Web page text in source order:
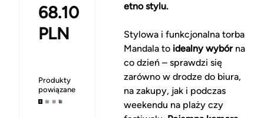
68.10
PLN
Produkty
powiązane
etno stylu.
Stylowa i funkcjonalna torba
Mandala to idealny wybórna
co dzień – sprawdzi się
zarówno w drodze do biura,
na zakupy, jak i podczas
weekendu na plaży czy